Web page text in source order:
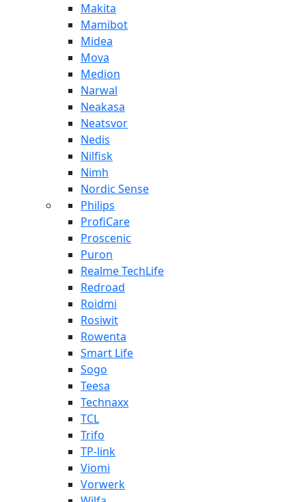
Makita
Mamibot
Midea
Mova
Medion
Narwal
Neakasa
Neatsvor
Nedis
Nilfisk
Nimh
Nordic Sense
Philips
ProfiCare
Proscenic
Puron
Realme TechLife
Redroad
Roidmi
Rosiwit
Rowenta
Smart Life
Sogo
Teesa
Technaxx
TCL
Trifo
TP-link
Viomi
Vorwerk